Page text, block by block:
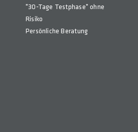
"30-Tage Testphase" ohne
Risiko
Persönliche Beratung